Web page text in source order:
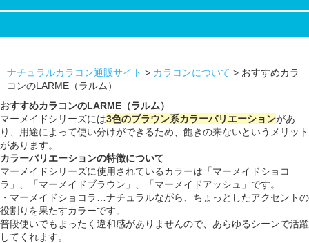
ナチュラルカラコン通販サイト > カラコンについて > おすすめカラ
コンのLARME（ラルム）
おすすめカラコンのLARME（ラルム）
マーメイドシリーズには3色のブラウン系カラーバリエーションがあ
り、用途によって使い分けができるため、飽きの来ないというメリット
があります。
カラーバリエーションの特徴について
マーメイドシリーズに使用されているカラーは「マーメイドショコ
ラ」、「マーメイドブラウン」、「マーメイドアッシュ」です。
・マーメイドショコラ…ナチュラルながら、ちょっとしたアクセントの
役割りを果たすカラーです。
普段使いでもまったく違和感がありませんので、あらゆるシーンで活躍
してくれます。